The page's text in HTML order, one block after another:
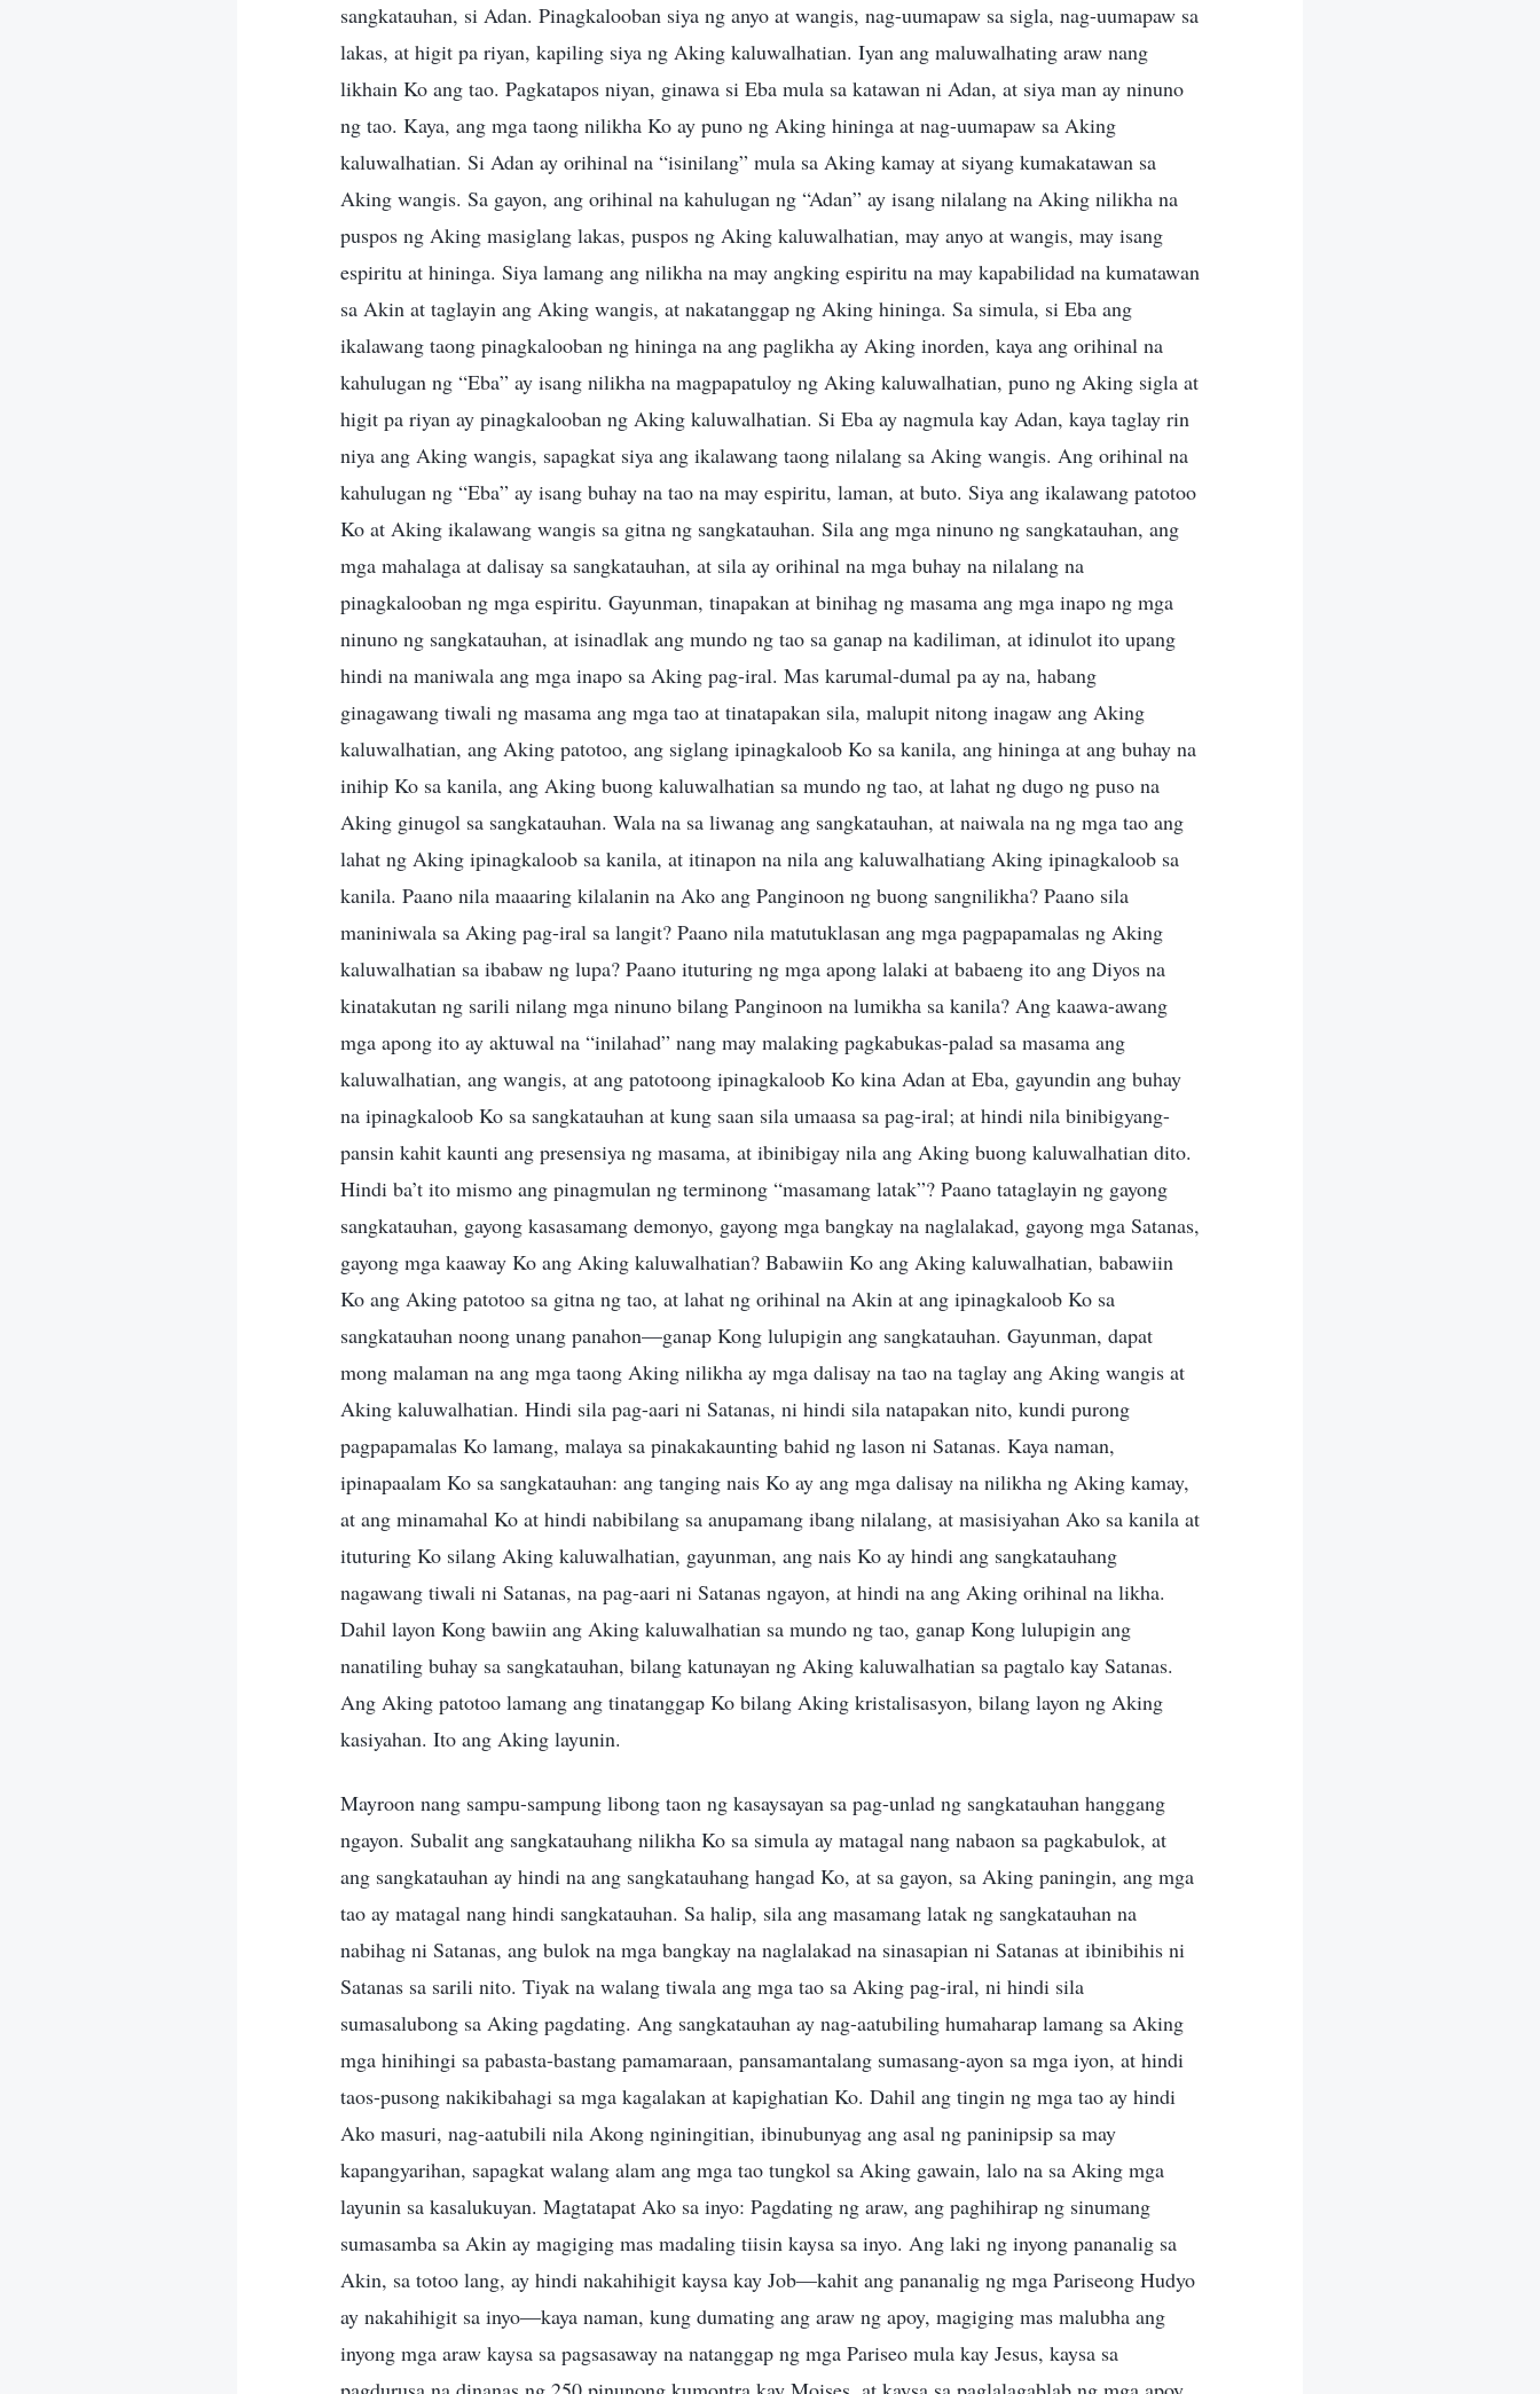
sangkatauhan, si Adan. Pinagkalooban siya ng anyo at wangis, nag-uumapaw sa sigla, nag-uumapaw sa
lakas, at higit pa riyan, kapiling siya ng Aking kaluwalhatian. Iyan ang maluwalhating araw nang
likhain Ko ang tao. Pagkatapos niyan, ginawa si Eba mula sa katawan ni Adan, at siya man ay ninuno
ng tao. Kaya, ang mga taong nilikha Ko ay puno ng Aking hininga at nag-uumapaw sa Aking
kaluwalhatian. Si Adan ay orihinal na “isinilang” mula sa Aking kamay at siyang kumakatawan sa
Aking wangis. Sa gayon, ang orihinal na kahulugan ng “Adan” ay isang nilalang na Aking nilikha na
puspos ng Aking masiglang lakas, puspos ng Aking kaluwalhatian, may anyo at wangis, may isang
espiritu at hininga. Siya lamang ang nilikha na may angking espiritu na may kapabilidad na kumatawan
sa Akin at taglayin ang Aking wangis, at nakatanggap ng Aking hininga. Sa simula, si Eba ang
ikalawang taong pinagkalooban ng hininga na ang paglikha ay Aking inorden, kaya ang orihinal na
kahulugan ng “Eba” ay isang nilikha na magpapatuloy ng Aking kaluwalhatian, puno ng Aking sigla at
higit pa riyan ay pinagkalooban ng Aking kaluwalhatian. Si Eba ay nagmula kay Adan, kaya taglay rin
niya ang Aking wangis, sapagkat siya ang ikalawang taong nilalang sa Aking wangis. Ang orihinal na
kahulugan ng “Eba” ay isang buhay na tao na may espiritu, laman, at buto. Siya ang ikalawang patotoo
Ko at Aking ikalawang wangis sa gitna ng sangkatauhan. Sila ang mga ninuno ng sangkatauhan, ang
mga mahalaga at dalisay sa sangkatauhan, at sila ay orihinal na mga buhay na nilalang na
pinagkalooban ng mga espiritu. Gayunman, tinapakan at binihag ng masama ang mga inapo ng mga
ninuno ng sangkatauhan, at isinadlak ang mundo ng tao sa ganap na kadiliman, at idinulot ito upang
hindi na maniwala ang mga inapo sa Aking pag-iral. Mas karumal-dumal pa ay na, habang
ginagawang tiwali ng masama ang mga tao at tinatapakan sila, malupit nitong inagaw ang Aking
kaluwalhatian, ang Aking patotoo, ang siglang ipinagkaloob Ko sa kanila, ang hininga at ang buhay na
inihip Ko sa kanila, ang Aking buong kaluwalhatian sa mundo ng tao, at lahat ng dugo ng puso na
Aking ginugol sa sangkatauhan. Wala na sa liwanag ang sangkatauhan, at naiwala na ng mga tao ang
lahat ng Aking ipinagkaloob sa kanila, at itinapon na nila ang kaluwalhatiang Aking ipinagkaloob sa
kanila. Paano nila maaaring kilalanin na Ako ang Panginoon ng buong sangnilikha? Paano sila
maniniwala sa Aking pag-iral sa langit? Paano nila matutuklasan ang mga pagpapamalas ng Aking
kaluwalhatian sa ibabaw ng lupa? Paano ituturing ng mga apong lalaki at babaeng ito ang Diyos na
kinatakutan ng sarili nilang mga ninuno bilang Panginoon na lumikha sa kanila? Ang kaawa-awang
mga apong ito ay aktuwal na “inilahad” nang may malaking pagkabukas-palad sa masama ang
kaluwalhatian, ang wangis, at ang patotoong ipinagkaloob Ko kina Adan at Eba, gayundin ang buhay
na ipinagkaloob Ko sa sangkatauhan at kung saan sila umaasa sa pag-iral; at hindi nila binibigyang-
pansin kahit kaunti ang presensiya ng masama, at ibinibigay nila ang Aking buong kaluwalhatian dito.
Hindi ba’t ito mismo ang pinagmulan ng terminong “masamang latak”? Paano tataglayin ng gayong
sangkatauhan, gayong kasasamang demonyo, gayong mga bangkay na naglalakad, gayong mga Satanas,
gayong mga kaaway Ko ang Aking kaluwalhatian? Babawiin Ko ang Aking kaluwalhatian, babawiin
Ko ang Aking patotoo sa gitna ng tao, at lahat ng orihinal na Akin at ang ipinagkaloob Ko sa
sangkatauhan noong unang panahon—ganap Kong lulupigin ang sangkatauhan. Gayunman, dapat
mong malaman na ang mga taong Aking nilikha ay mga dalisay na tao na taglay ang Aking wangis at
Aking kaluwalhatian. Hindi sila pag-aari ni Satanas, ni hindi sila natapakan nito, kundi purong
pagpapamalas Ko lamang, malaya sa pinakakaunting bahid ng lason ni Satanas. Kaya naman,
ipinapaalam Ko sa sangkatauhan: ang tanging nais Ko ay ang mga dalisay na nilikha ng Aking kamay,
at ang minamahal Ko at hindi nabibilang sa anupamang ibang nilalang, at masisiyahan Ako sa kanila at
ituturing Ko silang Aking kaluwalhatian, gayunman, ang nais Ko ay hindi ang sangkatauhang
nagawang tiwali ni Satanas, na pag-aari ni Satanas ngayon, at hindi na ang Aking orihinal na likha.
Dahil layon Kong bawiin ang Aking kaluwalhatian sa mundo ng tao, ganap Kong lulupigin ang
nanatiling buhay sa sangkatauhan, bilang katunayan ng Aking kaluwalhatian sa pagtalo kay Satanas.
Ang Aking patotoo lamang ang tinatanggap Ko bilang Aking kristalisasyon, bilang layon ng Aking
kasiyahan. Ito ang Aking layunin.
Mayroon nang sampu-sampung libong taon ng kasaysayan sa pag-unlad ng sangkatauhan hanggang
ngayon. Subalit ang sangkatauhang nilikha Ko sa simula ay matagal nang nabaon sa pagkabulok, at
ang sangkatauhan ay hindi na ang sangkatauhang hangad Ko, at sa gayon, sa Aking paningin, ang mga
tao ay matagal nang hindi sangkatauhan. Sa halip, sila ang masamang latak ng sangkatauhan na
nabihag ni Satanas, ang bulok na mga bangkay na naglalakad na sinasapian ni Satanas at ibinibihis ni
Satanas sa sarili nito. Tiyak na walang tiwala ang mga tao sa Aking pag-iral, ni hindi sila
sumasalubong sa Aking pagdating. Ang sangkatauhan ay nag-aatubiling humaharap lamang sa Aking
mga hinihingi sa pabasta-bastang pamamaraan, pansamantalang sumasang-ayon sa mga iyon, at hindi
taos-pusong nakikibahagi sa mga kagalakan at kapighatian Ko. Dahil ang tingin ng mga tao ay hindi
Ako masuri, nag-aatubili nila Akong nginingitian, ibinubunyag ang asal ng paninipsip sa may
kapangyarihan, sapagkat walang alam ang mga tao tungkol sa Aking gawain, lalo na sa Aking mga
layunin sa kasalukuyan. Magtatapat Ako sa inyo: Pagdating ng araw, ang paghihirap ng sinumang
sumasamba sa Akin ay magiging mas madaling tiisin kaysa sa inyo. Ang laki ng inyong pananalig sa
Akin, sa totoo lang, ay hindi nakahihigit kaysa kay Job—kahit ang pananalig ng mga Pariseong Hudyo
ay nakahihigit sa inyo—kaya naman, kung dumating ang araw ng apoy, magiging mas malubha ang
inyong mga araw kaysa sa pagsasaway na natanggap ng mga Pariseo mula kay Jesus, kaysa sa